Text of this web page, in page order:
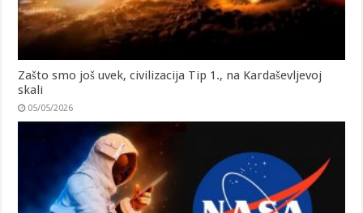
Zašto smo još uvek, civilizacija Tip 1., na Kardaševljevoj
skali
05/05/2026